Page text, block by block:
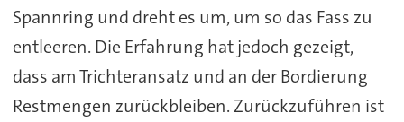
Spannring und dreht es um, um so das Fass zu
entleeren. Die Erfahrung hat jedoch gezeigt,
dass am Trichteransatz und an der Bordierung
Restmengen zurückbleiben. Zurückzuführen ist